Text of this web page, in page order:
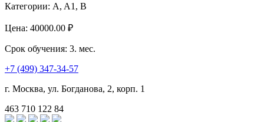
Категории: A, A1, B
Цена: 40000.00 ₽
Срок обучения: 3. мес.
+7 (499) 347-34-57
г. Москва, ул. Богданова, 2, корп. 1
463 710 122 84